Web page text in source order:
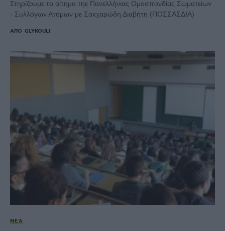
Στηρίζουμε το αίτημα τηε Πανελλήνιας Ομοσπονδίας Σωματείων
- Συλλόγων Ατόμων με Σακχαρώδη Διαβήτη (ΠΟΣΣΑΣΔΙΑ)
ΑΠΌ GLYKOULI
ΝΈΑ